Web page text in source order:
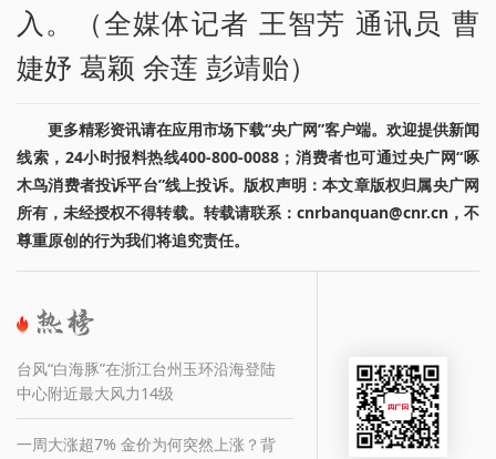
入。（全媒体记者 王智芳 通讯员 曹
婕妤 葛颖 余莲 彭靖贻）
更多精彩资讯请在应用市场下载“央广网”客户端。欢迎提供新闻
线索，24小时报料热线400-800-0088；消费者也可通过央广网“啄
木鸟消费者投诉平台”线上投诉。版权声明：本文章版权归属央广网
所有，未经授权不得转载。转载请联系：cnrbanquan@cnr.cn，不
尊重原创的行为我们将追究责任。
台风“白海豚”在浙江台州玉环沿海登陆
中心附近最大风力14级
一周大涨超7% 金价为何突然上涨？背